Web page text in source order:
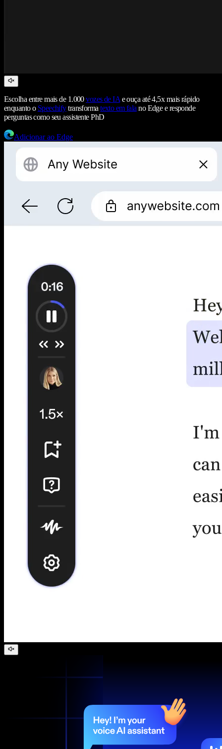
Escolha entre mais de 1.000vozes de IA e ouça até 4,5x mais rápido
enquanto o Speechifytransformatexto em fala no Edge e responde
perguntas como seu assistente PhD
Adicionar ao Edge